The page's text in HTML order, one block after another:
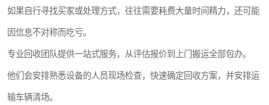
如果自行寻找买家或处理方式，往往需要耗费大量时间精力，还可能
因信息不对称而吃亏。
专业回收团队提供一站式服务，从评估报价到上门搬运全部包办。
他们会安排熟悉设备的人员现场检查，快速确定回收方案，并安排运
输车辆清场。